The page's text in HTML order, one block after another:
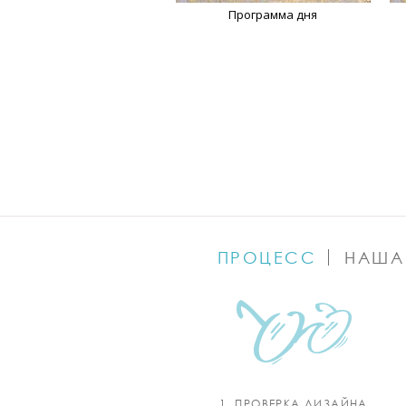
Программа дня
ПРОЦЕСС НАША